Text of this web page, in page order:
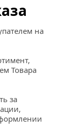
на
Товара
за